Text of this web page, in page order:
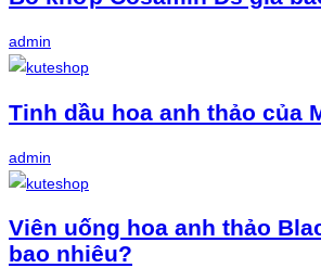
admin
Tinh dầu hoa anh thảo của
admin
Viên uống hoa anh thảo
bao nhiêu?